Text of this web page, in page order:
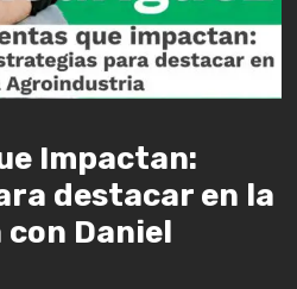
Impactan:
destacar en la
Daniel